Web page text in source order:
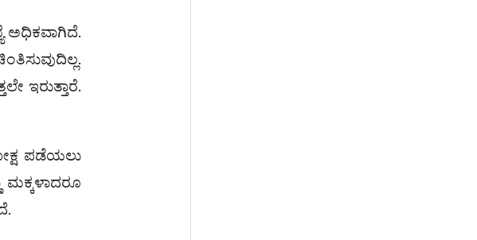
ಅಧಿಕವಾಗಿದೆ.
ಇರುತ್ತಾರೆ.
ಪಡೆಯಲು
ಮಕ್ಕಳಾದರೂ